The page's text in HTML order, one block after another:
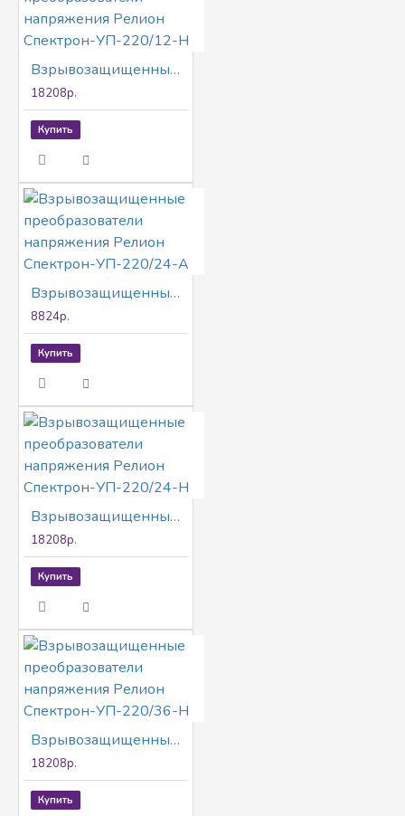
Взрывозащищенные преобразователи напряжения Релион Спектрон-УП-220/12-Н
18208р.
Купить
Взрывозащищенные преобразователи напряжения Релион Спектрон-УП-220/24-А
8824р.
Купить
Взрывозащищенные преобразователи напряжения Релион Спектрон-УП-220/24-Н
18208р.
Купить
Взрывозащищенные преобразователи напряжения Релион Спектрон-УП-220/36-Н
18208р.
Купить